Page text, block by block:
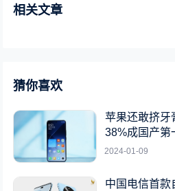
相关文章
猜你喜欢
苹果还敢挤牙
38%成国产第
2024-01-09
中国电信首